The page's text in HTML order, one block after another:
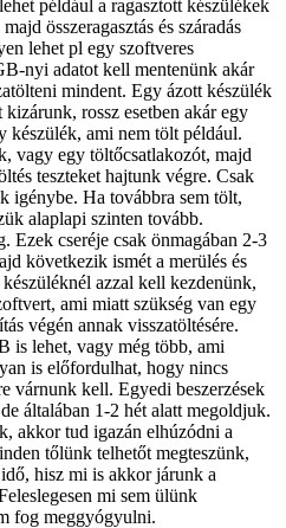
például a ragasztott készülékek
összeragasztás és száradás
lehet pl egy szoftveres
nyi adatot kell mentenünk akár
mindent. Egy ázott készülék
rossz esetben akár egy
készülék, ami nem tölt például.
vagy egy töltőcsatlakozót, majd
teszteket hajtunk végre. Csak
igénybe. Ha továbbra sem tölt,
alaplapi szinten tovább.
Ezek cseréje csak önmagában 2-3
következik ismét a merülés és
azzal kell kezdenünk,
ami miatt szükség van egy
végén annak visszatöltésére.
is lehet, vagy még több, ami
is előfordulhat, hogy nincs
várnunk kell. Egyedi beszerzések
általában 1-2 hét alatt megoldjuk.
akkor tud igazán elhúzódni a
tőlünk telhetőt megteszünk,
hisz mi is akkor járunk a
mi sem ülünk
fog meggyógyulni.